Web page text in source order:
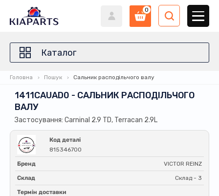
0
Каталог
Головна Пошук Сальник расподільчого валу
1411CAUAD0 - САЛЬНИК РАСПОДІЛЬЧОГО
ВАЛУ
Застосування: Carninal 2.9 TD, Terracan 2.9L
Код деталі
815346700
Бренд VICTOR REINZ
Склад Склад - 3
Термін доставки